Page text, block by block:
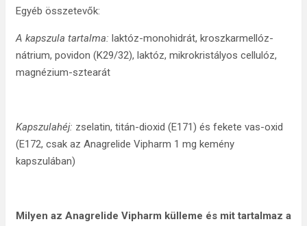
Egyéb összetevők:
A kapszula tartalma: laktóz-monohidrát, kroszkarmellóz-
nátrium, povidon (K29/32), laktóz, mikrokristályos cellulóz,
magnézium-sztearát
Kapszulahéj: zselatin, titán-dioxid (E171) és fekete vas-oxid
(E172, csak az Anagrelide Vipharm 1 mg kemény
kapszulában)
Milyen az Anagrelide Vipharm külleme és mit tartalmaz a